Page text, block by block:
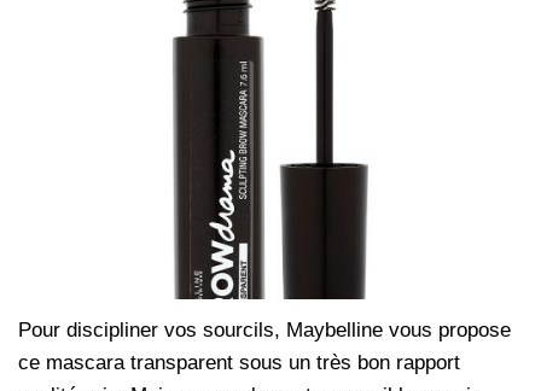
Pour discipliner vos sourcils, Maybelline vous propose
ce mascara transparent sous un très bon rapport